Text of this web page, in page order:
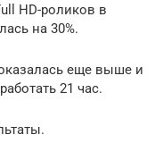
HD-роликов в
на 30%.
еще выше и
21 час.